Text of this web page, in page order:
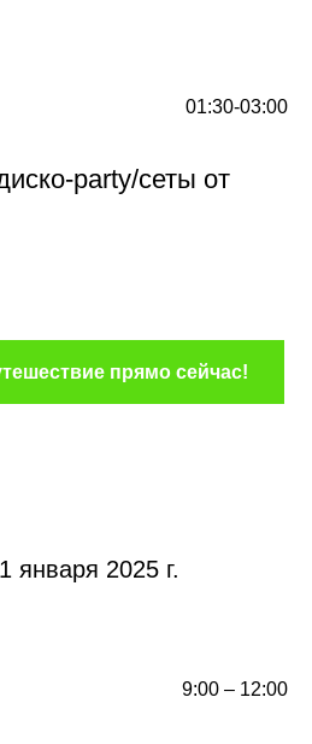
01:30-03:00
party/сеты от
прямо сейчас!
января 2025 г.
9:00 – 12:00